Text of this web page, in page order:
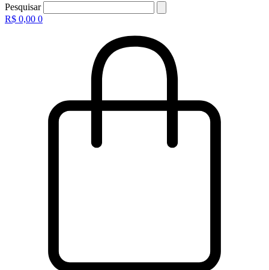
Pesquisar
R$ 0,00 0